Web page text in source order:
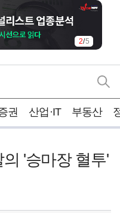
2/5
권 산업·IT 부동산
'승마장 혈투'